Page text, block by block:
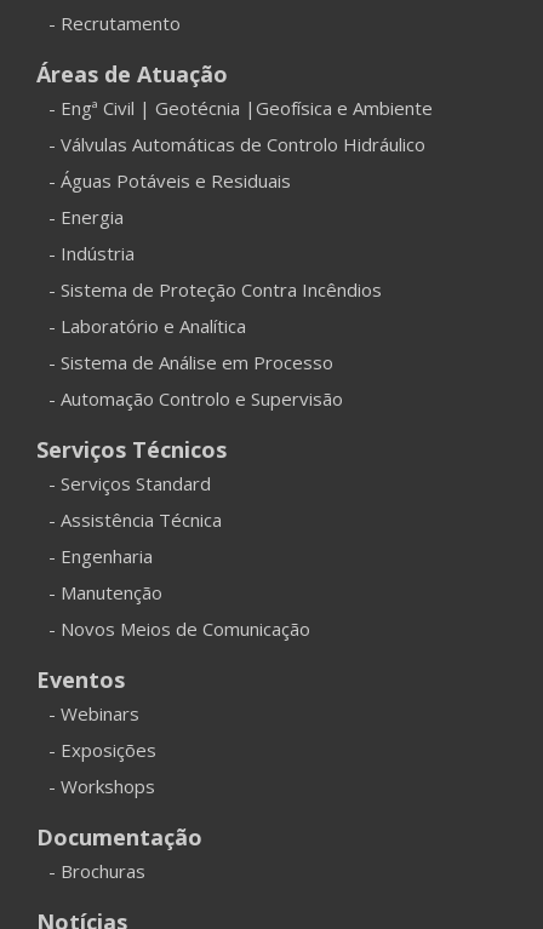
- Recrutamento
Áreas de Atuação
- Engª Civil | Geotécnia |Geofísica e Ambiente
- Válvulas Automáticas de Controlo Hidráulico
- Águas Potáveis e Residuais
- Energia
- Indústria
- Sistema de Proteção Contra Incêndios
- Laboratório e Analítica
- Sistema de Análise em Processo
- Automação Controlo e Supervisão
Serviços Técnicos
- Serviços Standard
- Assistência Técnica
- Engenharia
- Manutenção
- Novos Meios de Comunicação
Eventos
- Webinars
- Exposições
- Workshops
Documentação
- Brochuras
Notícias